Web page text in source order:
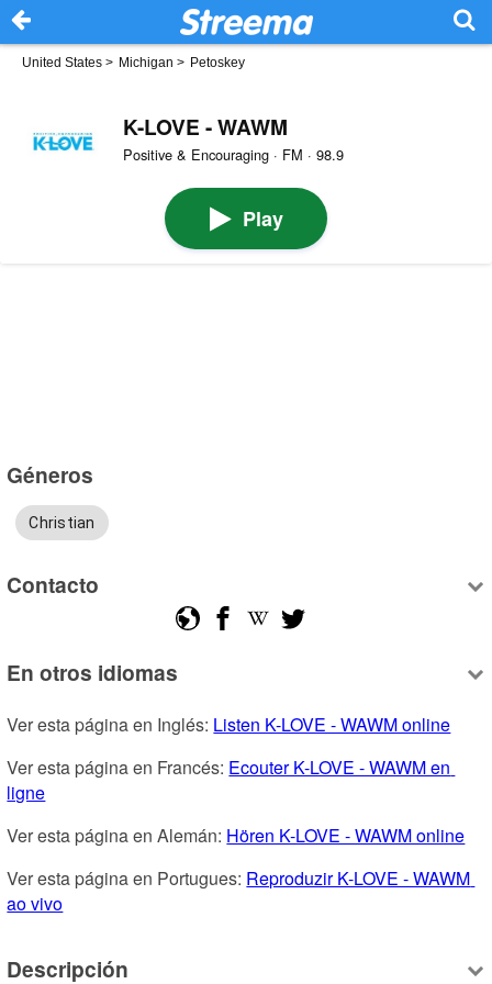
United States > Michigan > Petoskey
K-LOVE - WAWM
Positive & Encouraging · FM · 98.9
Play
Géneros
Christian
Contacto
En otros idiomas
Ver esta página en Inglés: Listen K-LOVE - WAWM online
Ver esta página en Francés: Ecouter K-LOVE - WAWM en
ligne
Ver esta página en Alemán: Hören K-LOVE - WAWM online
Ver esta página en Portugues: Reproduzir K-LOVE - WAWM
ao vivo
Descripción